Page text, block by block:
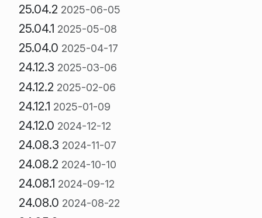
25.04.2 2025-06-05
25.04.1 2025-05-08
25.04.0 2025-04-17
24.12.3 2025-03-06
24.12.2 2025-02-06
24.12.1 2025-01-09
24.12.0 2024-12-12
24.08.3 2024-11-07
24.08.2 2024-10-10
24.08.1 2024-09-12
24.08.0 2024-08-22